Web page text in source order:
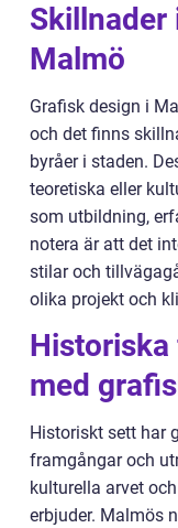
Skillnader
Malmö
Grafisk design i
och det finns
byråer i staden.
teoretiska eller
som utbildning,
notera är att det
stilar och
olika projekt och
med
Historiskt sett har
framgångar och
kulturella arvet
erbjuder. Malmös